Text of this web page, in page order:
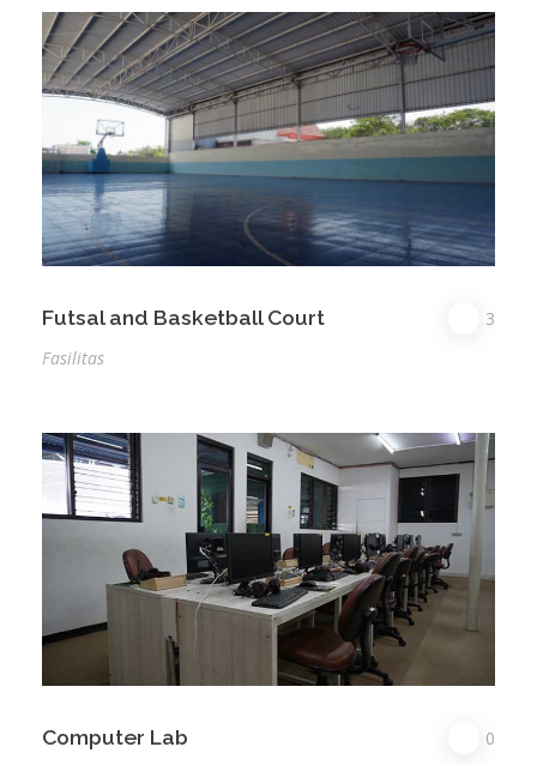
Futsal and Basketball Court
3
Fasilitas
Computer Lab
0